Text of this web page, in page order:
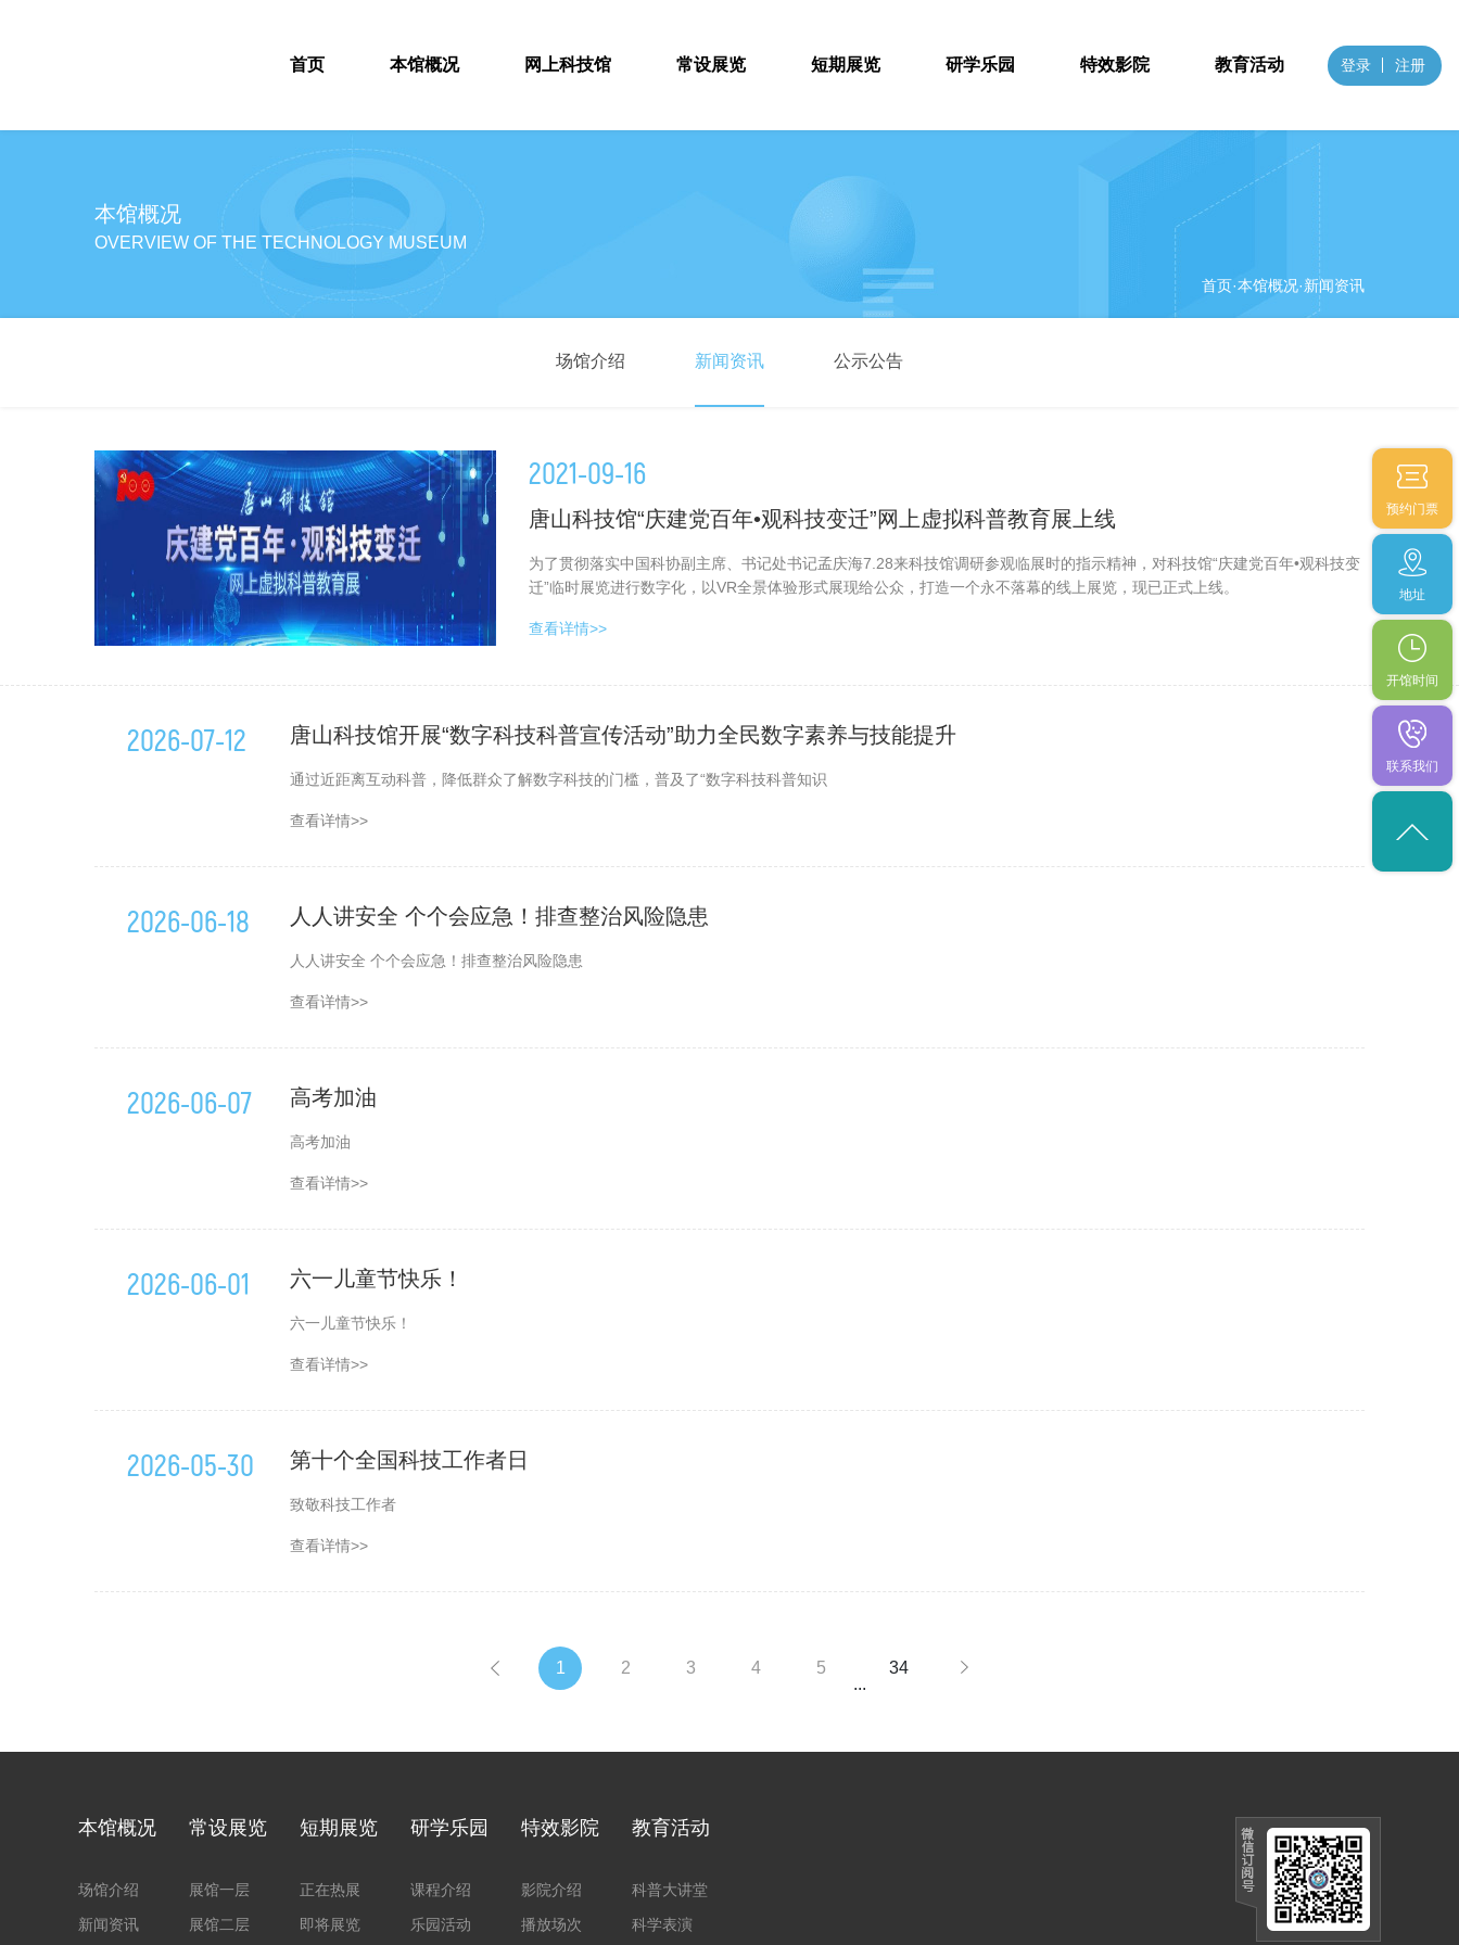
首页 本馆概况 网上科技馆 常设展览 短期展览 研学乐园 特效影院 教育活动 登录 注册
本馆概况
OVERVIEW OF THE TECHNOLOGY MUSEUM
首页·本馆概况·新闻资讯
场馆介绍 新闻资讯 公示公告
2021-09-16
唐山科技馆“庆建党百年•观科技变迁”网上虚拟科普教育展上线
为了贯彻落实中国科协副主席、书记处书记孟庆海7.28来科技馆调研参观临展时的指示精神，对科技馆“庆建党百年•观科技变
迁”临时展览进行数字化，以VR全景体验形式展现给公众，打造一个永不落幕的线上展览，现已正式上线。
查看详情>>
2026-07-12 唐山科技馆开展“数字科技科普宣传活动”助力全民数字素养与技能提升
通过近距离互动科普，降低群众了解数字科技的门槛，普及了“数字科技科普知识
查看详情>>
2026-06-18 人人讲安全 个个会应急！排查整治风险隐患
人人讲安全 个个会应急！排查整治风险隐患
查看详情>>
2026-06-07 高考加油
高考加油
查看详情>>
2026-06-01 六一儿童节快乐！
六一儿童节快乐！
查看详情>>
2026-05-30 第十个全国科技工作者日
致敬科技工作者
查看详情>>
1 2 3 4
5
...
34
预约门票
地址
开馆时间
联系我们
本馆概况
场馆介绍
新闻资讯
常设展览
展馆一层
展馆二层
短期展览
正在热展
即将展览
研学乐园
课程介绍
乐园活动
特效影院
影院介绍
播放场次
教育活动
科普大讲堂
科学表演